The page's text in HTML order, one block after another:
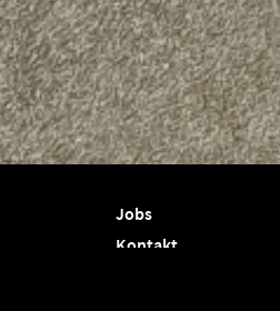
Jobs
Kontakt